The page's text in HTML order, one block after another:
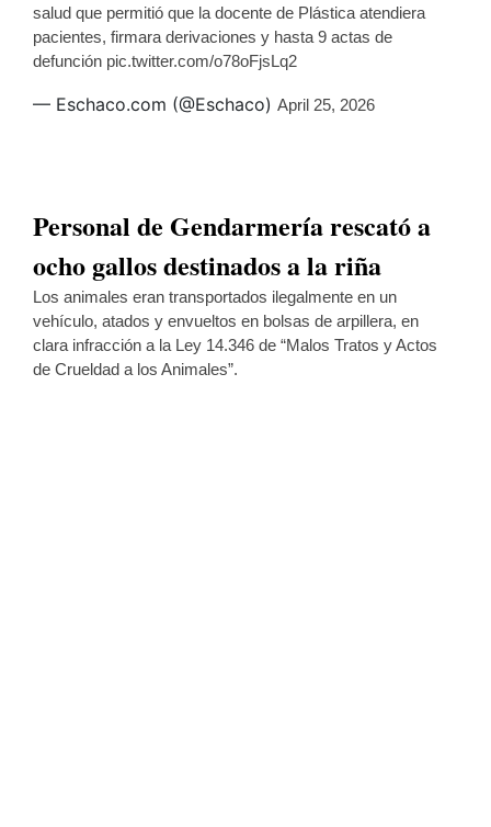
salud que permitió que la docente de Plástica atendiera
pacientes, firmara derivaciones y hasta 9 actas de
defunción pic.twitter.com/o78oFjsLq2
— Eschaco.com (@Eschaco) April 25, 2026
Personal de Gendarmería rescató a
ocho gallos destinados a la riña
Los animales eran transportados ilegalmente en un
vehículo, atados y envueltos en bolsas de arpillera, en
clara infracción a la Ley 14.346 de “Malos Tratos y Actos
de Crueldad a los Animales”.